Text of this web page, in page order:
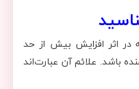
اثر افزایش بیش از حد
باشد. علائم آن عبارت‌اند